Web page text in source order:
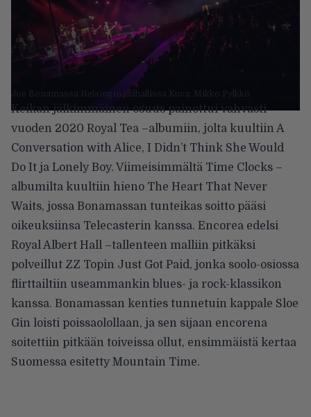
Joe Bonamassa Helsingin jäähallissa Kuva: Mikko Pylkkö.
Keikan jälkimmäinen osuus painottui vahvasti
vuoden 2020 Royal Tea –albumiin, jolta kuultiin A
Conversation with Alice, I Didn’t Think She Would
Do It ja Lonely Boy. Viimeisimmältä Time Clocks –
albumilta kuultiin hieno The Heart That Never
Waits, jossa Bonamassan tunteikas soitto pääsi
oikeuksiinsa Telecasterin kanssa. Encorea edelsi
Royal Albert Hall –tallenteen malliin pitkäksi
polveillut ZZ Topin Just Got Paid, jonka soolo-osiossa
flirttailtiin useammankin blues- ja rock-klassikon
kanssa. Bonamassan kenties tunnetuin kappale Sloe
Gin loisti poissaolollaan, ja sen sijaan encorena
soitettiin pitkään toiveissa ollut, ensimmäistä kertaa
Suomessa esitetty Mountain Time.